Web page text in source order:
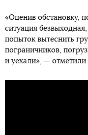
«Оценив обстановку,
ситуация
попыток вытеснить
пограничников,
и уехали», — отметили